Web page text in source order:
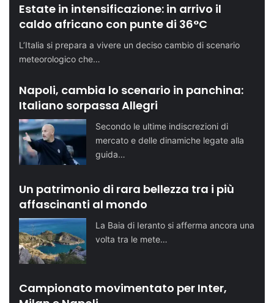
Estate in intensificazione: in arrivo il
caldo africano con punte di 36°C
L’Italia si prepara a vivere un deciso cambio di scenario
meteorologico che…
Napoli, cambia lo scenario in panchina:
Italiano sorpassa Allegri
Secondo le ultime indiscrezioni di
mercato e delle dinamiche legate alla
guida…
Un patrimonio di rara bellezza tra i più
affascinanti al mondo
La Baia di Ieranto si afferma ancora una
volta tra le mete…
Campionato movimentato per Inter,